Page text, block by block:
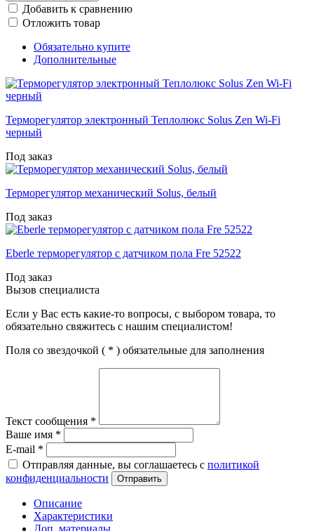
Добавить к сравнению
Отложить товар
Обязательно купите
Дополнительные
Терморегулятор электронный Теплолюкс Solus Zen Wi-Fi
черный
Под заказ
Терморегулятор механический Solus, белый
Под заказ
Eberle терморегулятор с датчиком пола Fre 52522
Под заказ
Вызов специалиста
Если у Вас есть какие-то вопросы, с выбором товара, то
обязательно свяжитесь с нашим специалистом!
Поля со звездочкой ( * ) обязательные для заполнения
Текст сообщения *
Ваше имя *
E-mail *
Отправляя данные, вы соглашаетесь с политикой
конфиденциальности
Отправить
Описание
Характеристики
Доп. материалы